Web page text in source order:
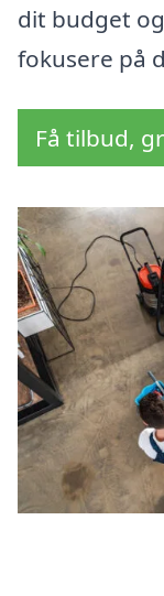
dit budget
fokusere på
Få tilbud,